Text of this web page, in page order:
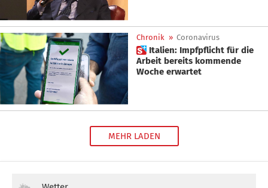
Chronik » Coronavirus
 Italien: Impfpflicht für die
Arbeit bereits kommende
Woche erwartet
MEHR LADEN